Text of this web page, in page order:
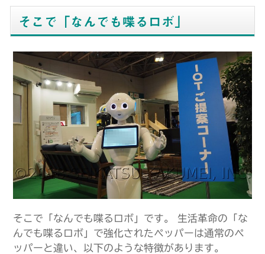
そこで「なんでも喋るロボ」
そこで「なんでも喋るロボ」です。 生活革命の「な
んでも喋るロボ」で強化されたペッパーは通常のペ
ッパーと違い、以下のような特徴があります。